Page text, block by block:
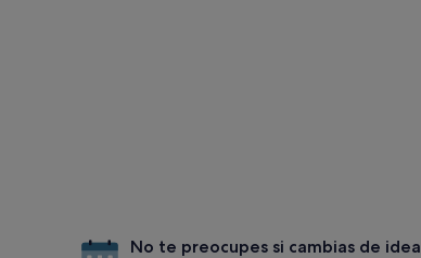
No te preocupes si cambias de idea